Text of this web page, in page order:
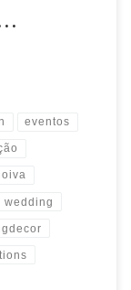
eventos
wedding